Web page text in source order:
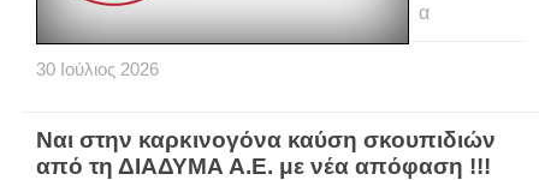
α
30 Ιούλιος 2026
Ναι στην καρκινογόνα καύση σκουπιδιών
από τη ΔΙΑΔΥΜΑ Α.Ε. με νέα απόφαση !!!